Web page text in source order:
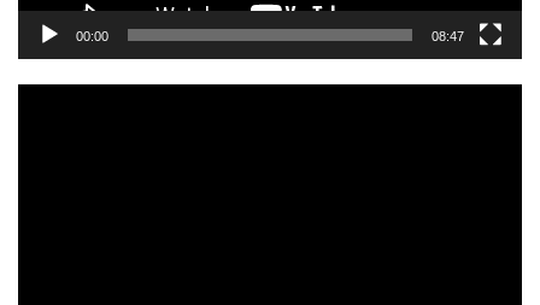
00:00 08:47